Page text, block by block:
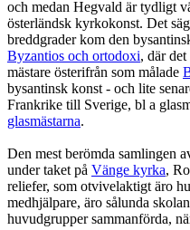
och medan Hegvald är tydligt
österländsk kyrkokonst. Det
breddgrader kom den
Byzantios och ortodoxi, där
mästare österifrån som målade
bysantinsk konst - och lite
Frankrike till Sverige, bl a
glasmästarna.
Den mest berömda samlingen
under taket på Vänge kyrka,
reliefer, som otvivelaktigt äro
medhjälpare, äro sålunda
huvudgrupper sammanförda,